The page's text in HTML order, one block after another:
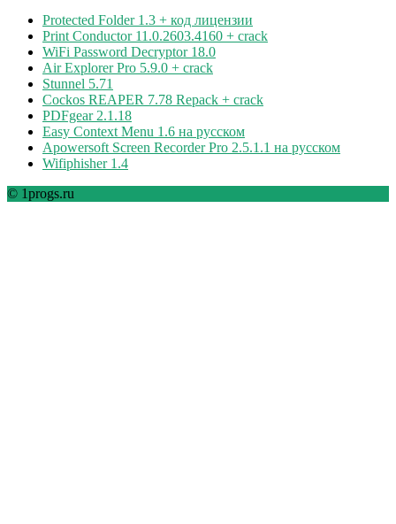
Protected Folder 1.3 + код лицензии
Print Conductor 11.0.2603.4160 + crack
WiFi Password Decryptor 18.0
Air Explorer Pro 5.9.0 + crack
Stunnel 5.71
Cockos REAPER 7.78 Repack + crack
PDFgear 2.1.18
Easy Context Menu 1.6 на русском
Apowersoft Screen Recorder Pro 2.5.1.1 на русском
Wifiphisher 1.4
© 1progs.ru